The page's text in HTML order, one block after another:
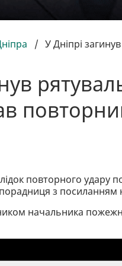
/ У Дніпрі
повторного удару
з
начальника